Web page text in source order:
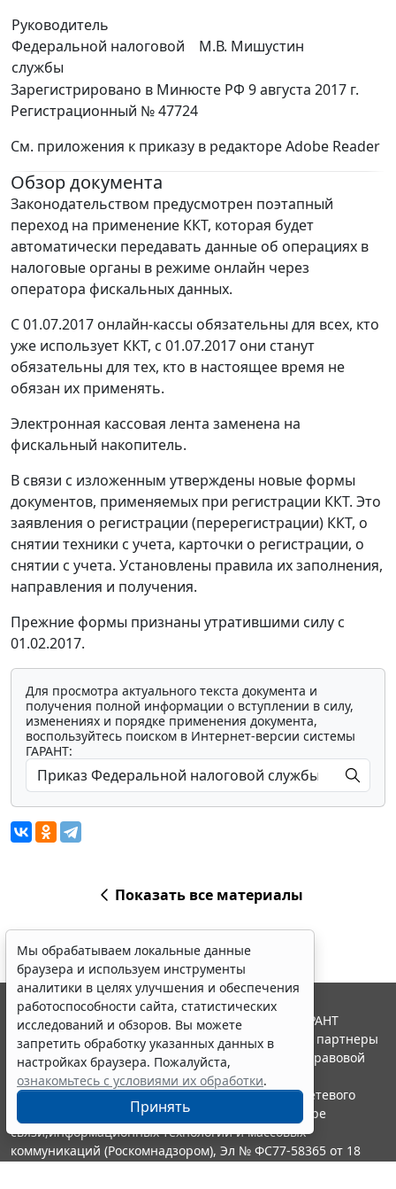
Руководитель
Федеральной налоговой
службы
М.В. Мишустин
Зарегистрировано в Минюсте РФ 9 августа 2017 г.
Регистрационный № 47724
См. приложения к приказу в редакторе Adobe Reader
Обзор документа
Законодательством предусмотрен поэтапный
переход на применение ККТ, которая будет
автоматически передавать данные об операциях в
налоговые органы в режиме онлайн через
оператора фискальных данных.
С 01.07.2017 онлайн-кассы обязательны для всех, кто
уже использует ККТ, с 01.07.2017 они станут
обязательны для тех, кто в настоящее время не
обязан их применять.
Электронная кассовая лента заменена на
фискальный накопитель.
В связи с изложенным утверждены новые формы
документов, применяемых при регистрации ККТ. Это
заявления о регистрации (перерегистрации) ККТ, о
снятии техники с учета, карточки о регистрации, о
снятии с учета. Установлены правила их заполнения,
направления и получения.
Прежние формы признаны утратившими силу с
01.02.2017.
Для просмотра актуального текста документа и
получения полной информации о вступлении в силу,
изменениях и порядке применения документа,
воспользуйтесь поиском в Интернет-версии системы
ГАРАНТ:
Показать все материалы
Мы обрабатываем локальные данные
браузера и используем инструменты
аналитики в целях улучшения и обеспечения
работоспособности сайта, статистических
исследований и обзоров. Вы можете
запретить обработку указанных данных в
настройках браузера. Пожалуйста,
ознакомьтесь с условиями их обработки.
Принять
© ООО "НПП "ГАРАНТ-СЕРВИС", 2026. Система ГАРАНТ
выпускается с 1990 года. Компания "Гарант" и ее партнеры
являются участниками Российской ассоциации правовой
информации ГАРАНТ.
Портал ГАРАНТ.РУ зарегистрирован в качестве сетевого
издания Федеральной службой по надзору в сфере
связи,информационных технологий и массовых
коммуникаций (Роскомнадзором), Эл № ФС77-58365 от 18